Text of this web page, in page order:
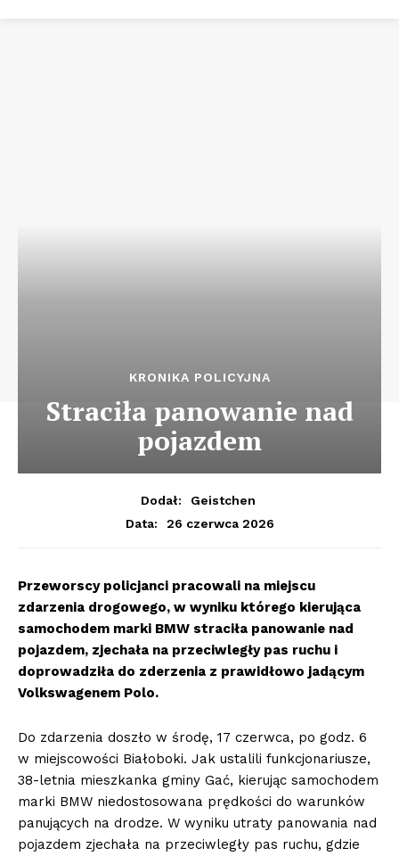
KRONIKA POLICYJNA
Straciła panowanie nad
pojazdem
Dodał:
Geistchen
Data:
26 czerwca 2026
Przeworscy policjanci pracowali na miejscu
zdarzenia drogowego, w wyniku którego kierująca
samochodem marki BMW straciła panowanie nad
pojazdem, zjechała na przeciwległy pas ruchu i
doprowadziła do zderzenia z prawidłowo jadącym
Volkswagenem Polo.
Do zdarzenia doszło w środę, 17 czerwca, po godz. 6
w miejscowości Białoboki. Jak ustalili funkcjonariusze,
38-letnia mieszkanka gminy Gać, kierując samochodem
marki BMW niedostosowana prędkości do warunków
panujących na drodze. W wyniku utraty panowania nad
pojazdem zjechała na przeciwległy pas ruchu, gdzie